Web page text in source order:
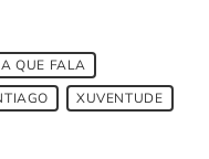
QUE FALA
XUVENTUDE